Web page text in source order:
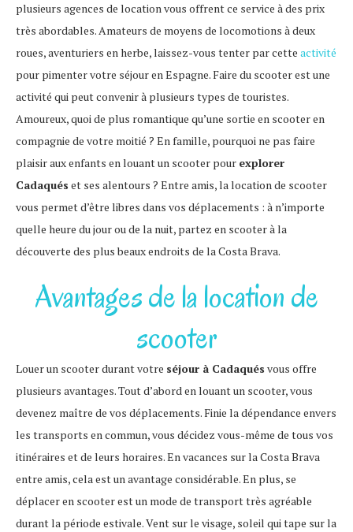
plusieurs agences de location vous offrent ce service à des prix
très abordables. Amateurs de moyens de locomotions à deux
roues, aventuriers en herbe, laissez-vous tenter par cette activité
pour pimenter votre séjour en Espagne. Faire du scooter est une
activité qui peut convenir à plusieurs types de touristes.
Amoureux, quoi de plus romantique qu’une sortie en scooter en
compagnie de votre moitié ? En famille, pourquoi ne pas faire
plaisir aux enfants en louant un scooter pour explorer
Cadaqués et ses alentours ? Entre amis, la location de scooter
vous permet d’être libres dans vos déplacements : à n’importe
quelle heure du jour ou de la nuit, partez en scooter à la
découverte des plus beaux endroits de la Costa Brava.
Avantages de la location de
scooter
Louer un scooter durant votre séjour à Cadaqués vous offre
plusieurs avantages. Tout d’abord en louant un scooter, vous
devenez maître de vos déplacements. Finie la dépendance envers
les transports en commun, vous décidez vous-même de tous vos
itinéraires et de leurs horaires. En vacances sur la Costa Brava
entre amis, cela est un avantage considérable. En plus, se
déplacer en scooter est un mode de transport très agréable
durant la période estivale. Vent sur le visage, soleil qui tape sur la